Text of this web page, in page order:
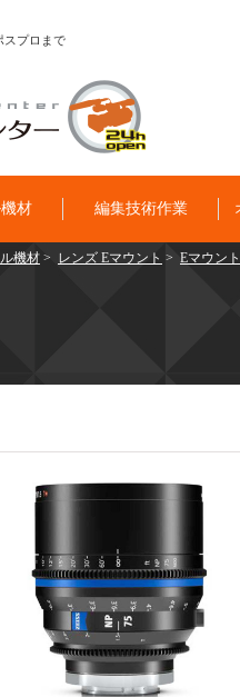
スプロまで
材 編集技術作業
機材 > レンズ Eマウント > Eマウン